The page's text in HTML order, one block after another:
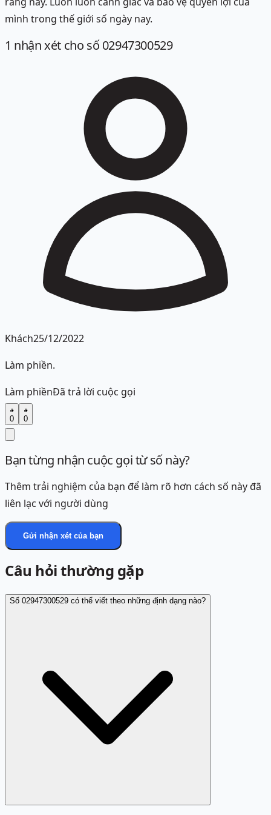
mình trong thế giới số ngày nay.
1 nhận xét cho số 02947300529
Khách25/12/2022
Làm phiền.
Làm phiềnĐã trả lời cuộc gọi
0 0
Bạn từng nhận cuộc gọi từ số này?
Thêm trải nghiệm của bạn để làm rõ hơn cách số này đã
liên lạc với người dùng
Gửi nhận xét của bạn
Câu hỏi thường gặp
Số 02947300529 có thể viết theo những định dạng nào?